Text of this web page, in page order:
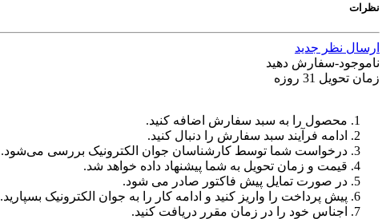
نظرات
ارسال نظر جدید
ناموجود-سفارش دهید
زمان تحویل 31 روزه
محصول را به سبد سفارش اضافه کنید.
ادامه فرآیند سبد سفارش را دنبال کنید.
درخواست شما توسط کارشناسان جوان الکترونیک بررسی می‌شود.
قیمت و زمان تحویل به شما پیشنهاد داده خواهد شد.
در صورت تمایل پیش فاکتور صادر می شود.
پیش پرداخت را واریز کنید و ادامه کار را به جوان الکترونیک بسپارید.
اجناس خود را در زمان مقرر دریافت کنید.